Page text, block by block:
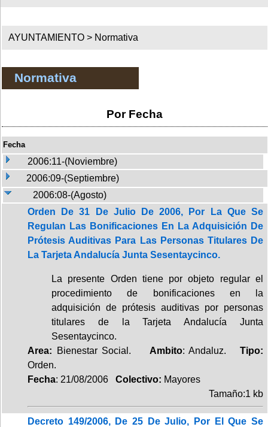
AYUNTAMIENTO > Normativa
Normativa
Por Fecha
Fecha
2006:11-(Noviembre)
2006:09-(Septiembre)
2006:08-(Agosto)
Orden De 31 De Julio De 2006, Por La Que Se
Regulan Las Bonificaciones En La Adquisición De
Prótesis Auditivas Para Las Personas Titulares De
La Tarjeta Andalucía Junta Sesentaycinco.
La presente Orden tiene por objeto regular el
procedimiento de bonificaciones en la
adquisición de prótesis auditivas por personas
titulares de la Tarjeta Andalucía Junta
Sesentaycinco.
Area: Bienestar Social. Ambito: Andaluz.Tipo:
Orden.
Fecha: 21/08/2006 Colectivo: Mayores
Tamaño:1 kb
Decreto 149/2006, De 25 De Julio, Por El Que Se